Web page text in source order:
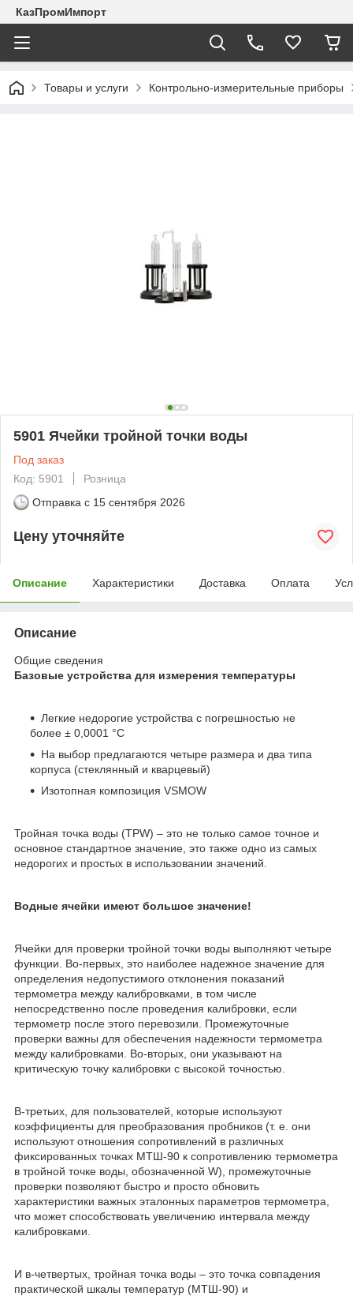
КазПромИмпорт
Товары и услуги Контрольно-измерительные приборы
5901 Ячейки тройной точки воды
Под заказ
Код: 5901
Розница
Отправка с 15 сентября 2026
Цену уточняйте
Описание Характеристики Доставка Оплата
Описание
Общие сведения
Базовые устройства для измерения температуры
Легкие недорогие устройства с погрешностью не
более ± 0,0001 °C
На выбор предлагаются четыре размера и два типа
корпуса (стеклянный и кварцевый)
Изотопная композиция VSMOW
Тройная точка воды (TPW) – это не только самое точное и
основное стандартное значение, это также одно из самых
недорогих и простых в использовании значений.
Водные ячейки имеют большое значение!
Ячейки для проверки тройной точки воды выполняют четыре
функции. Во-первых, это наиболее надежное значение для
определения недопустимого отклонения показаний
термометра между калибровками, в том числе
непосредственно после проведения калибровки, если
термометр после этого перевозили. Промежуточные
проверки важны для обеспечения надежности термометра
между калибровками. Во-вторых, они указывают на
критическую точку калибровки с высокой точностью.
В-третьих, для пользователей, которые используют
коэффициенты для преобразования пробников (т. е. они
используют отношения сопротивлений в различных
фиксированных точках МТШ-90 к сопротивлению термометра
в тройной точке воды, обозначенной W), промежуточные
проверки позволяют быстро и просто обновить
характеристики важных эталонных параметров термометра,
что может способствовать увеличению интервала между
калибровками.
И в-четвертых, тройная точка воды – это точка совпадения
практической шкалы температур (МТШ-90) и